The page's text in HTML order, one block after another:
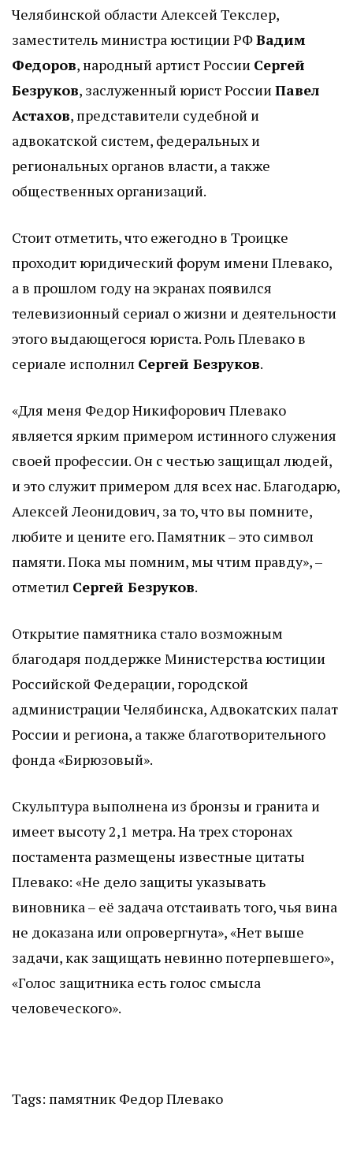
Челябинской области Алексей Текслер,
заместитель министра юстиции РФВадим
Федоров, народный артист России Сергей
Безруков, заслуженный юрист России Павел
Астахов, представители судебной и
адвокатской систем, федеральных и
региональных органов власти, а также
общественных организаций.
Стоит отметить, что ежегодно в Троицке
проходит юридический форум имени Плевако,
а в прошлом году на экранах появился
телевизионный сериал о жизни и деятельности
этого выдающегося юриста. Роль Плевако в
сериале исполнил Сергей Безруков.
«Для меня Федор Никифорович Плевако
является ярким примером истинного служения
своей профессии. Он с честью защищал людей,
и это служит примером для всех нас. Благодарю,
Алексей Леонидович, за то, что вы помните,
любите и цените его. Памятник – это символ
памяти. Пока мы помним, мы чтим правду», –
отметил Сергей Безруков.
Открытие памятника стало возможным
благодаря поддержке Министерства юстиции
Российской Федерации, городской
администрации Челябинска, Адвокатских палат
России и региона, а также благотворительного
фонда «Бирюзовый».
Скульптура выполнена из бронзы и гранита и
имеет высоту 2,1 метра. На трех сторонах
постамента размещены известные цитаты
Плевако: «Не дело защиты указывать
виновника – её задача отстаивать того, чья вина
не доказана или опровергнута», «Нет выше
задачи, как защищать невинно потерпевшего»,
«Голос защитника есть голос смысла
человеческого».
Tags: памятник Федор Плевако